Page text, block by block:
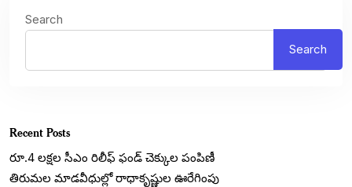
Search
Search
Recent Posts
రూ.4 లక్షల సీఎం రిలీఫ్ ఫండ్ చెక్కుల పంపిణీ
తిరుమల మాడవీధుల్లో రాధాకృష్ణుల ఊరేగింపు